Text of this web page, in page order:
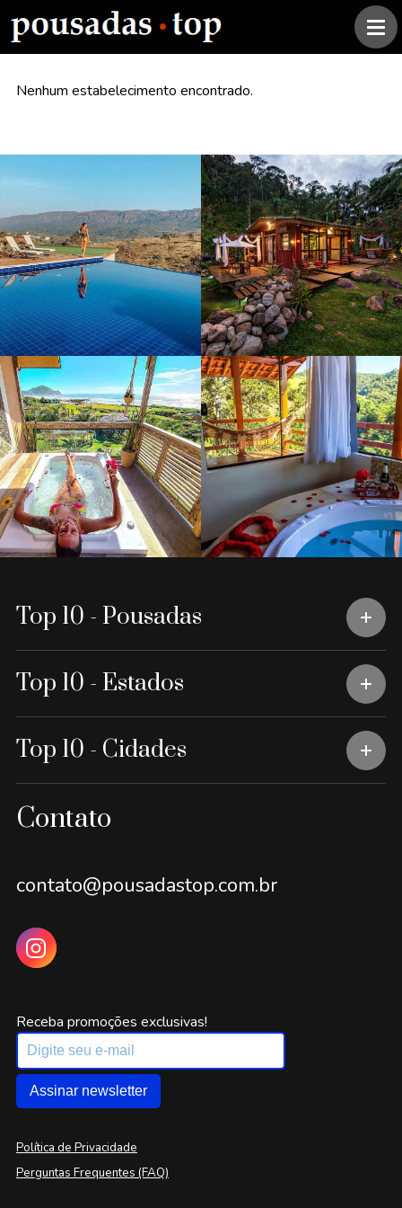
Nenhum estabelecimento encontrado.
Top 10 - Pousadas
Top 10 - Estados
Top 10 - Cidades
Contato
contato@pousadastop.com.br
Receba promoções exclusivas!
Assinar newsletter
Política de Privacidade
Perguntas Frequentes (FAQ)